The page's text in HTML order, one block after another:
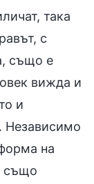
така
с
също е
вижда и
и
Независимо
на
също